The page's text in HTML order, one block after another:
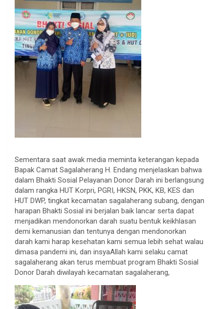
Sementara saat awak media meminta keterangan kepada
Bapak Camat Sagalaherang H. Endang menjelaskan bahwa
dalam Bhakti Sosial Pelayanan Donor Darah ini berlangsung
dalam rangka HUT Korpri, PGRI, HKSN, PKK, KB, KES dan
HUT DWP, tingkat kecamatan sagalaherang subang, dengan
harapan Bhakti Sosial ini berjalan baik lancar serta dapat
menjadikan mendonorkan darah suatu bentuk keikhlasan
demi kemanusian dan tentunya dengan mendonorkan
darah kami harap kesehatan kami semua lebih sehat walau
dimasa pandemi ini, dan insyaAllah kami selaku camat
sagalaherang akan terus membuat program Bhakti Sosial
Donor Darah diwilayah kecamatan sagalaherang,